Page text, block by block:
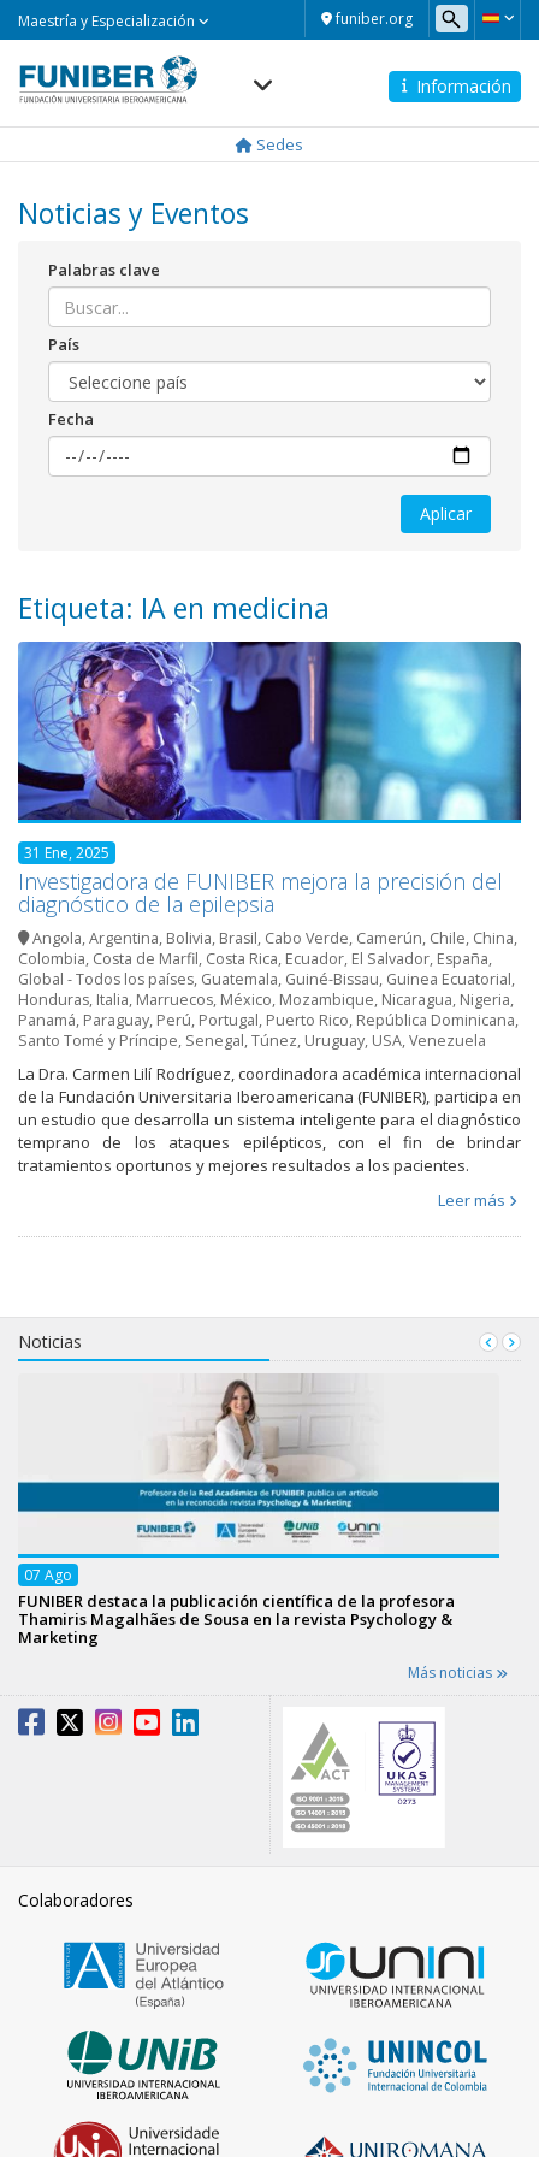
funiber.org
Maestría y Especialización
Información
Sedes
Noticias y Eventos
Palabras clave
País
Fecha
Etiqueta: IA en medicina
31 Ene, 2025
Investigadora de FUNIBER mejora la precisión del
diagnóstico de la epilepsia
Angola,Argentina, Bolivia, Brasil, Cabo Verde, Camerún, Chile, China,
Colombia, Costa de Marfil, Costa Rica, Ecuador, El Salvador, España,
Global - Todos los países, Guatemala, Guiné-Bissau, Guinea Ecuatorial,
Honduras, Italia, Marruecos, México, Mozambique, Nicaragua, Nigeria,
Panamá, Paraguay, Perú, Portugal, Puerto Rico, República Dominicana,
Santo Tomé y Príncipe, Senegal,Túnez, Uruguay, USA,Venezuela
La Dra. Carmen Lilí Rodríguez, coordinadora académica internacional
de la Fundación Universitaria Iberoamericana (FUNIBER), participa en
un estudio que desarrolla un sistema inteligente para el diagnóstico
temprano de los ataques epilépticos, con el fin de brindar
tratamientos oportunos y mejores resultados a los pacientes.
Leer más
Noticias
07 Ago
FUNIBER destaca la publicación científica de la profesora
Thamiris Magalhães de Sousa en la revista Psychology &
Marketing
Más noticias
Colaboradores